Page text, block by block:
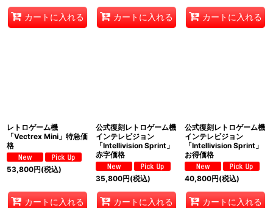
カートに入れる カートに入れる カートに入れる
レトロゲーム機
「Vectrex Mini」特急価
格
53,800円(税込)
カートに入れる
公式復刻レトロゲーム機
インテレビジョン
「Intellivision Sprint」
赤字価格
35,800円(税込)
カートに入れる
公式復刻レトロゲーム機
インテレビジョン
「Intellivision Sprint」
お得価格
40,800円(税込)
カートに入れる